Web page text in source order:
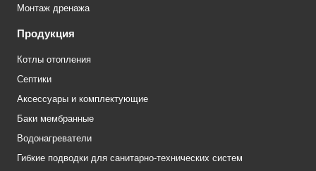
Монтаж дренажа
Продукция
Котлы отопления
Септики
Аксессуары и комплектующие
Баки мембранные
Водонагреватели
Гибкие подводки для санитарно-технических систем